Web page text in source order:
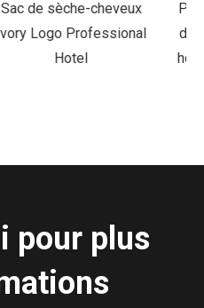
Principaux fournisseurs
de sèche-cheveux pour
hôtels | Améliorez votre
pour plus